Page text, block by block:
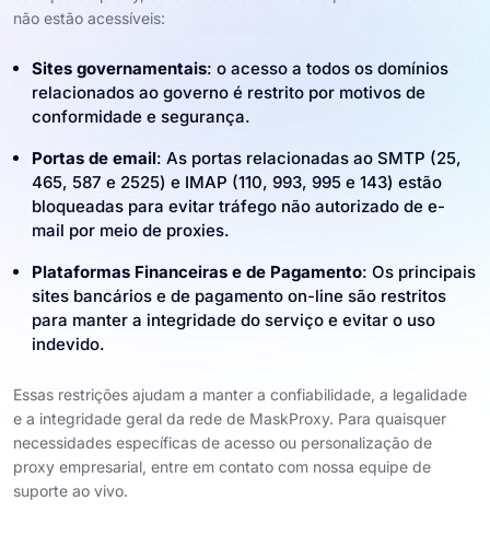
não estão acessíveis:
Sites governamentais: o acesso a todos os domínios
relacionados ao governo é restrito por motivos de
conformidade e segurança.
Portas de email: As portas relacionadas ao SMTP (25,
465, 587 e 2525) e IMAP (110, 993, 995 e 143) estão
bloqueadas para evitar tráfego não autorizado de e-
mail por meio de proxies.
Plataformas Financeiras e de Pagamento: Os principais
sites bancários e de pagamento on-line são restritos
para manter a integridade do serviço e evitar o uso
indevido.
Essas restrições ajudam a manter a confiabilidade, a legalidade
e a integridade geral da rede de MaskProxy. Para quaisquer
necessidades específicas de acesso ou personalização de
proxy empresarial, entre em contato com nossa equipe de
suporte ao vivo.